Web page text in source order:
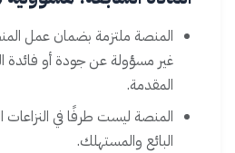
المنصة ملتزمة بضمان عمل
غير مسؤولة عن جودة أو فائدة
المقدمة.
المنصة ليست طرفًا في النزاعات
البائع والمستهلك.